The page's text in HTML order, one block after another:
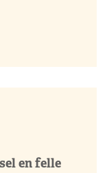
en felle